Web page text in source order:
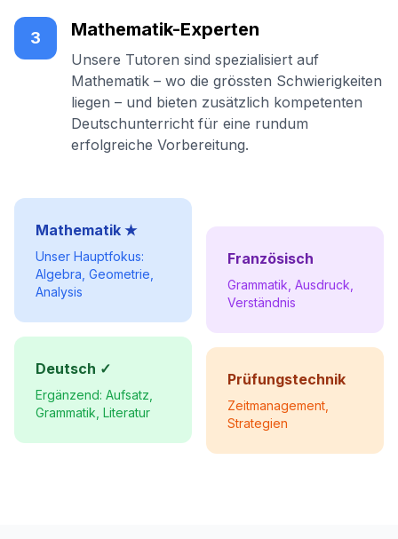
3 Mathematik-Experten
Unsere Tutoren sind spezialisiert auf
Mathematik – wo die grössten Schwierigkeiten
liegen – und bieten zusätzlich kompetenten
Deutschunterricht für eine rundum
erfolgreiche Vorbereitung.
Mathematik ★
Unser Hauptfokus:
Algebra, Geometrie,
Analysis
Deutsch ✓
Ergänzend: Aufsatz,
Grammatik, Literatur
Französisch
Grammatik, Ausdruck,
Verständnis
Prüfungstechnik
Zeitmanagement,
Strategien